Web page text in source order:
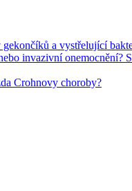
a vystřelující
invazivní
Crohnovy choroby?